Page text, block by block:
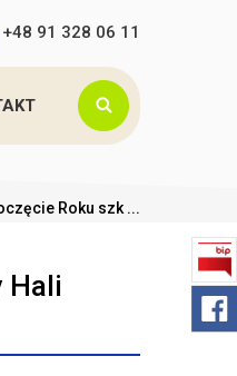
+48 91 328 06 11
Roku szk ...
Hali